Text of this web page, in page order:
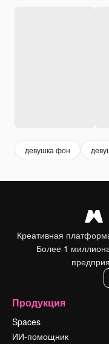
девушка фон
Креативная
Более 1
Продукция
Spaces
ИИ-помощник